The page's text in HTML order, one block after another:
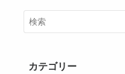
カテゴリー